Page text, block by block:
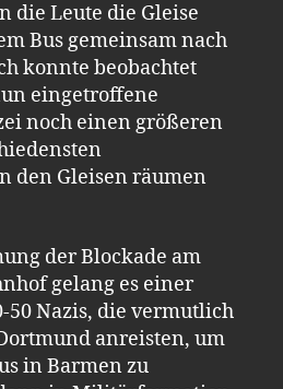
die Leute die Gleise
Bus gemeinsam nach
konnte beobachtet
eingetroffene
noch einen größeren
den Gleisen räumen
der Blockade am
gelang es einer
50 Nazis, die vermutlich
anreisten, um
in Barmen zu